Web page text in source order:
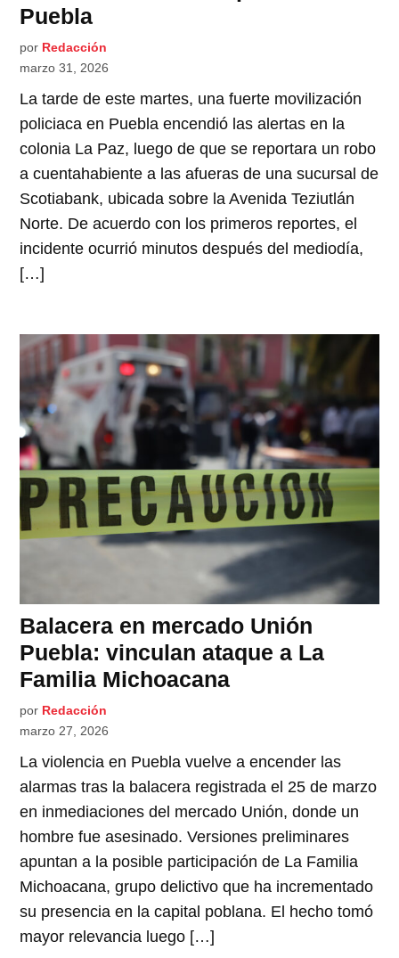
Puebla
por Redacción
marzo 31, 2026
La tarde de este martes, una fuerte movilización
policiaca en Puebla encendió las alertas en la
colonia La Paz, luego de que se reportara un robo
a cuentahabiente a las afueras de una sucursal de
Scotiabank, ubicada sobre la Avenida Teziutlán
Norte. De acuerdo con los primeros reportes, el
incidente ocurrió minutos después del mediodía,
[…]
Balacera en mercado Unión
Puebla: vinculan ataque a La
Familia Michoacana
por Redacción
marzo 27, 2026
La violencia en Puebla vuelve a encender las
alarmas tras la balacera registrada el 25 de marzo
en inmediaciones del mercado Unión, donde un
hombre fue asesinado. Versiones preliminares
apuntan a la posible participación de La Familia
Michoacana, grupo delictivo que ha incrementado
su presencia en la capital poblana. El hecho tomó
mayor relevancia luego […]